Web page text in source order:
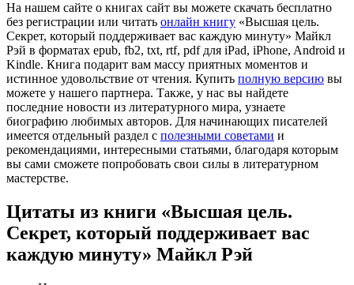
На нашем сайте о книгах сайт вы можете скачать бесплатно
без регистрации или читать онлайн книгу «Высшая цель.
Секрет, который поддерживает вас каждую минуту» Майкл
Рэй в форматах epub, fb2, txt, rtf, pdf для iPad, iPhone, Android и
Kindle. Книга подарит вам массу приятных моментов и
истинное удовольствие от чтения. Купить полную версию вы
можете у нашего партнера. Также, у нас вы найдете
последние новости из литературного мира, узнаете
биографию любимых авторов. Для начинающих писателей
имеется отдельный раздел с полезными советами и
рекомендациями, интересными статьями, благодаря которым
вы сами сможете попробовать свои силы в литературном
мастерстве.
Цитаты из книги «Высшая цель.
Секрет, который поддерживает вас
каждую минуту» Майкл Рэй